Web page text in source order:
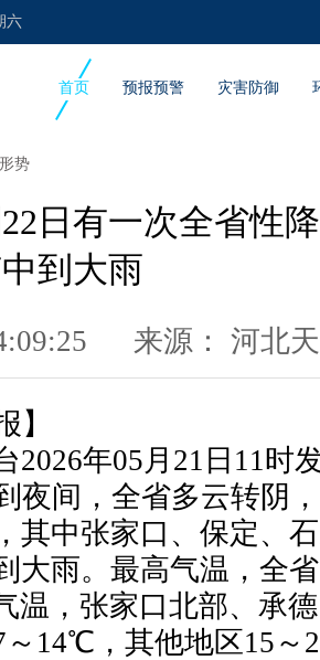
六
首页 预报预警 灾害防御
势
日有一次全省性
到大雨
来源： 河北
】
2026年05月21日11时
夜间，全省多云转阴
其中张家口、保定、
大雨。最高气温，全
温，张家口北部、承
～14℃，其他地区15～